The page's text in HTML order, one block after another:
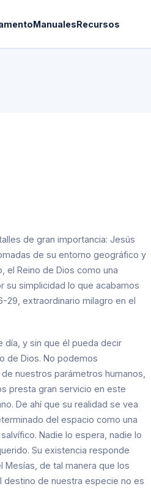
ManualesRecursos
de gran importancia: Jesús
de su entorno geográfico y
el Reino de Dios como una
su simplicidad lo que acabamos
29, extraordinario milagro en el
día, y sin que él pueda decir
de Dios. No podemos
nuestros parámetros humanos,
presta gran servicio en este
De ahí que su realidad se vea
del espacio como una
Nadie lo espera, nadie lo
Su existencia responde
Mesías, de tal manera que los
destino de nuestra especie no es